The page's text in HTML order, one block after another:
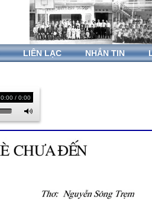
LIÊN LẠC NHẮN TIN
M
0:00 / 0:00